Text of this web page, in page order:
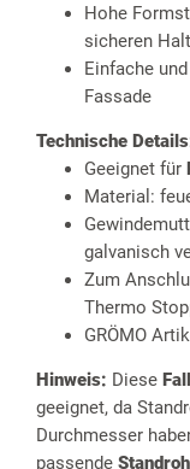
Hohe
sicheren Halt
Einfache
Fassade
Technische
Geeignet für
Material:
galvanisch
Zum
Thermo
GRÖMO
Hinweis: Diese
geeignet, da
Durchmesser
passende